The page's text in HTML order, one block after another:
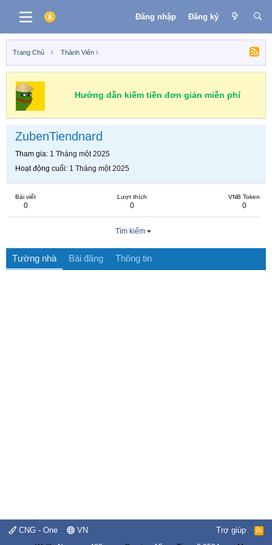
Đăng nhập Đăng ký
Trang Chủ Thành Viên
Hướng dẫn kiếm tiền đơn giản miễn phí
ZubenTiendnard
Tham gia 1 Tháng một 2025
Hoạt động cuối 1 Tháng một 2025
Bài viết
0
Lượt thích
0
VNB Token
0
Tìm kiếm
Tường nhà Bài đăng Thông tin
CNG - One VN Trợ giúp
R